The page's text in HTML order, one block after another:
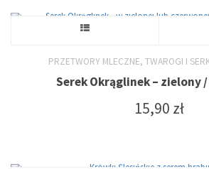
wybrać
na
produktu
produkt
ma
wiele
PRZETWORY MLECZNE, TWAROGI I
Serek Okrąglinek – zielony
15,90 zł